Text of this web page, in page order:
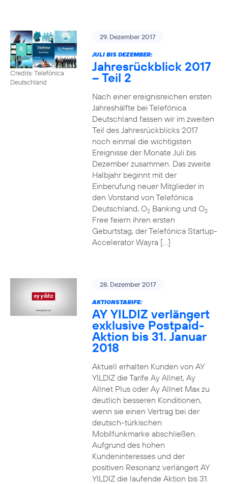
Credits: Telefónica
Deutschland
29. Dezember 2017
JULI BIS DEZEMBER:
Jahresrückblick 2017
– Teil 2
Nach einer ereignisreichen ersten
Jahreshälfte bei Telefónica
Deutschland fassen wir im zweiten
Teil des Jahresrückblicks 2017
noch einmal die wichtigsten
Ereignisse der Monate Juli bis
Dezember zusammen. Das zweite
Halbjahr beginnt mit der
Einberufung neuer Mitglieder in
den Vorstand von Telefónica
Deutschland, O2Banking und O2
Free feiern ihren ersten
Geburtstag, der Telefónica Startup-
Accelerator Wayra […]
28. Dezember 2017
AKTIONSTARIFE:
AY YILDIZ verlängert
exklusive Postpaid-
Aktion bis 31. Januar
2018
Aktuell erhalten Kunden von AY
YILDIZ die Tarife Ay Allnet, Ay
Allnet Plus oder Ay Allnet Max zu
deutlich besseren Konditionen,
wenn sie einen Vertrag bei der
deutsch-türkischen
Mobilfunkmarke abschließen.
Aufgrund des hohen
Kundeninteresses und der
positiven Resonanz verlängert AY
YILDIZ die laufende Aktion bis 31.